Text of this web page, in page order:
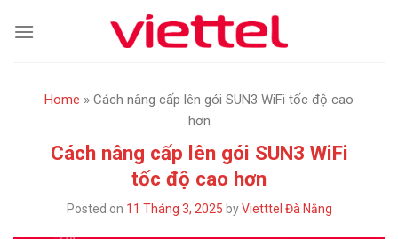
Home » Cách nâng cấp lên gói SUN3 WiFi tốc độ cao
hơn
Cách nâng cấp lên gói SUN3 WiFi
tốc độ cao hơn
Posted on 11 Tháng 3, 2025 byVietttel Đà Nẵng